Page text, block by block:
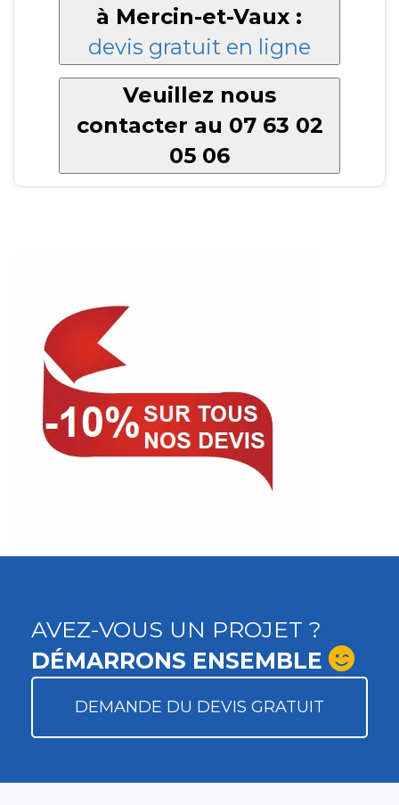
à Mercin-et-Vaux :
devis gratuit en ligne
Veuillez nous
contacter au 07 63 02
05 06
AVEZ-VOUS UN PROJET ?
DÉMARRONS ENSEMBLE
DEMANDE DU DEVIS GRATUIT